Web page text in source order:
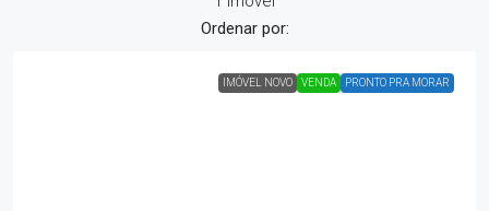
Ordenar por:
IMÓVEL NOVO VENDA PRONTO PRA MORAR